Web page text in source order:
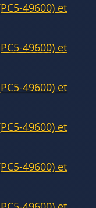
49600) et
49600) et
49600) et
49600) et
49600) et